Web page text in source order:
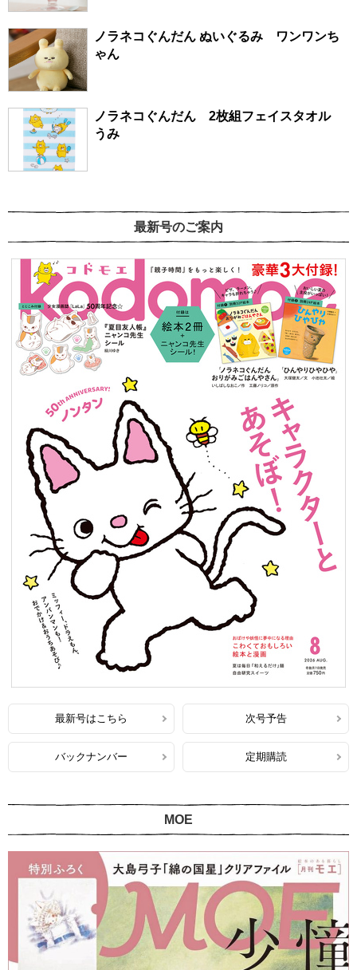
ノラネコぐんだん ぬいぐるみ ワンワンち
ゃん
ノラネコぐんだん 2枚組フェイスタオル
うみ
最新号のご案内
最新号はこちら 次号予告
バックナンバー 定期購読
MOE